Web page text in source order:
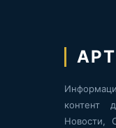
контент
Новости,